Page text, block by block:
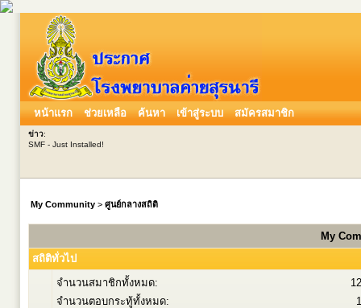
หน้าแรก ช่วยเหลือ ค้นหา เข้าสู่ระบบ สมัครสมาชิก
ข่าว:
SMF - Just Installed!
My Community > ศูนย์กลางสถิติ
My
สถิติทั่วไป
จำนวนสมาชิกทั้งหมด:
จำนวนตอบกระทู้ทั้งหมด: